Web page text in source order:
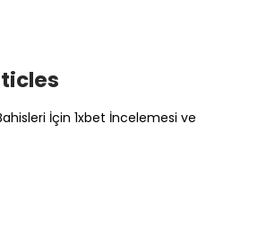
İçin 1xbet İncelemesi ve